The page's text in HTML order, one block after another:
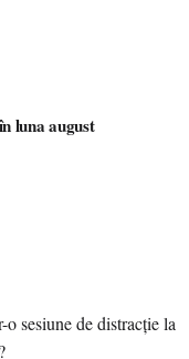
luna august